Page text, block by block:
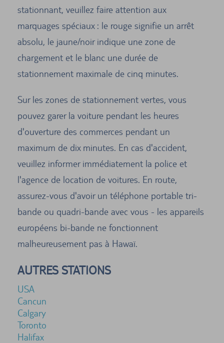
stationnant, veuillez faire attention aux
marquages spéciaux : le rouge signifie un arrêt
absolu, le jaune/noir indique une zone de
chargement et le blanc une durée de
stationnement maximale de cinq minutes.
Sur les zones de stationnement vertes, vous
pouvez garer la voiture pendant les heures
d'ouverture des commerces pendant un
maximum de dix minutes. En cas d'accident,
veuillez informer immédiatement la police et
l'agence de location de voitures. En route,
assurez-vous d'avoir un téléphone portable tri-
bande ou quadri-bande avec vous - les appareils
européens bi-bande ne fonctionnent
malheureusement pas à Hawaï.
AUTRES STATIONS
USA
Cancun
Calgary
Toronto
Halifax